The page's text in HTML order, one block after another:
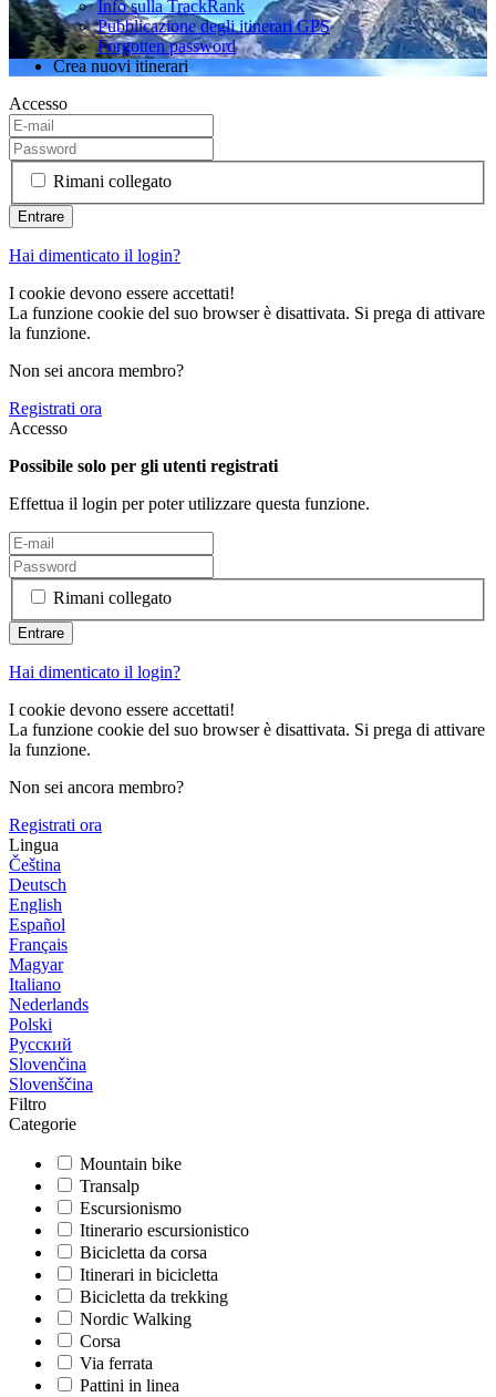
Info sulla TrackRank
Pubblicazione degli itinerari GPS
Forgotten password
Crea nuovi itinerari
Accesso
Rimani collegato
Hai dimenticato il login?
I cookie devono essere accettati!
La funzione cookie del suo browser è disattivata. Si prega di attivare
la funzione.
Non sei ancora membro?
Registrati ora
Accesso
Possibile solo per gli utenti registrati
Effettua il login per poter utilizzare questa funzione.
Rimani collegato
Hai dimenticato il login?
I cookie devono essere accettati!
La funzione cookie del suo browser è disattivata. Si prega di attivare
la funzione.
Non sei ancora membro?
Registrati ora
Lingua
Čeština
Deutsch
English
Español
Français
Magyar
Italiano
Nederlands
Polski
Русский
Slovenčina
Slovenščina
Filtro
Categorie
Mountain bike
Transalp
Escursionismo
Itinerario escursionistico
Bicicletta da corsa
Itinerari in bicicletta
Bicicletta da trekking
Nordic Walking
Corsa
Via ferrata
Pattini in linea